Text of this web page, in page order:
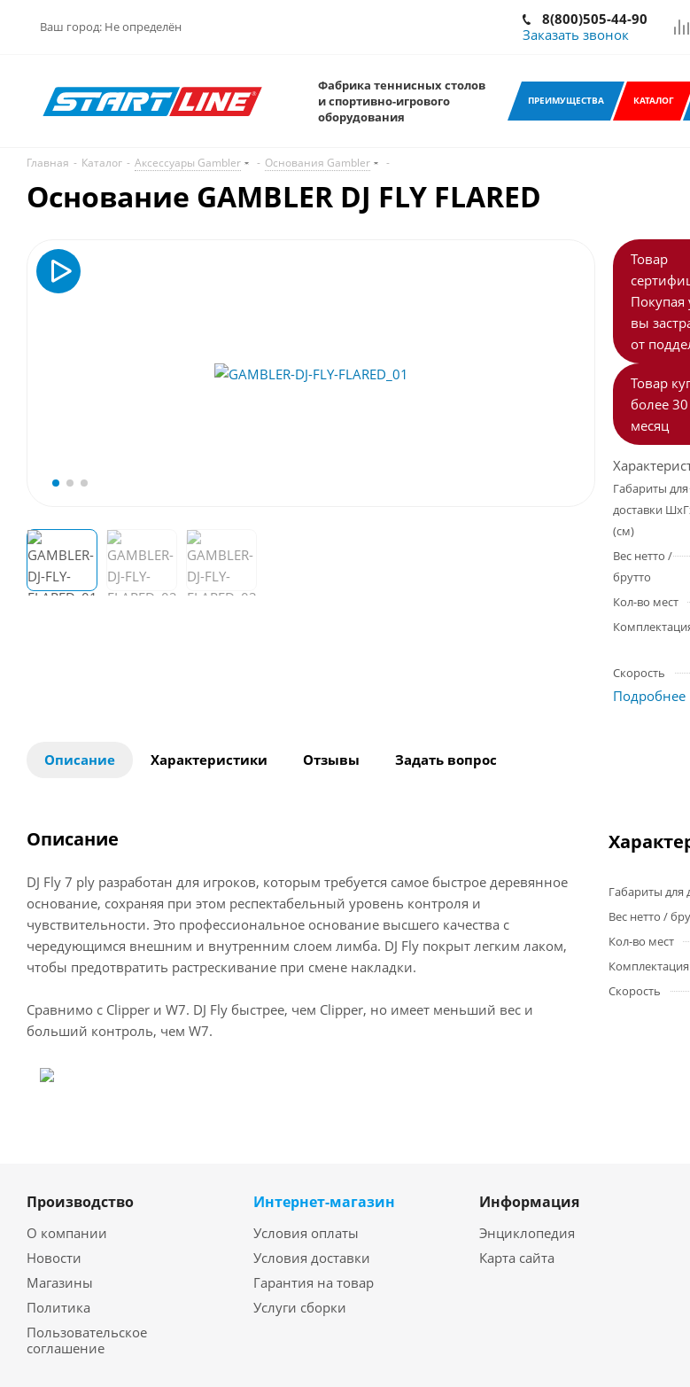
Ваш город: Не определён
8(800)505-44-90
Заказать звонок
Фабрика теннисных столов
и спортивно-игрового
оборудования
ПРЕИМУЩЕСТВА КАТАЛОГ
Главная - Каталог - Аксессуары Gambler - Основания Gambler -
Основание GAMBLER DJ FLY FLARED
Товар
Покупая
вы
от
Товар
более 30
месяц
Габариты для
доставки
(см)
Вес нетто /
брутто
Кол-во мест
Скорость
Подробнее
Описание Характеристики Отзывы Задать вопрос
Описание
DJ Fly 7 ply разработан для игроков, которым требуется самое быстрое деревянное
основание, сохраняя при этом респектабельный уровень контроля и
чувствительности. Это профессиональное основание высшего качества с
чередующимся внешним и внутренним слоем лимба. DJ Fly покрыт легким лаком,
чтобы предотвратить растрескивание при смене накладки.
Сравнимо с Clipper и W7. DJ Fly быстрее, чем Clipper, но имеет меньший вес и
больший контроль, чем W7.
Габариты для
Вес нетто /
Кол-во мест
Комплектация
Скорость
Производство
О компании
Новости
Магазины
Политика
Пользовательское
соглашение
Интернет-магазин
Условия оплаты
Условия доставки
Гарантия на товар
Услуги сборки
Информация
Энциклопедия
Карта сайта